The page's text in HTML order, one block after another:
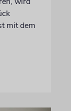
mit dem